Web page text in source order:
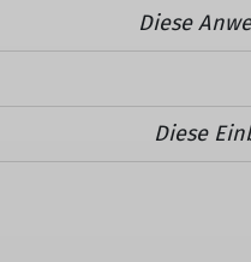
Diese
Diese